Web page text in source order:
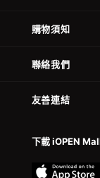
購物須知
聯絡我們
友善連結
下載 iOPEN